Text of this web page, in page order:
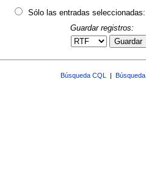
Sólo las entradas seleccionadas:
Guardar registros:
Guardar
Búsqueda CQL